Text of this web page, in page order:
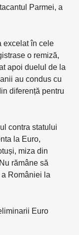
Parmei, a
excelat în cele
o remiză,
apoi duelul de la
au condus cu
diferență pentru
contra statului
la Euro,
miza din
rămâne să
României la
Euro